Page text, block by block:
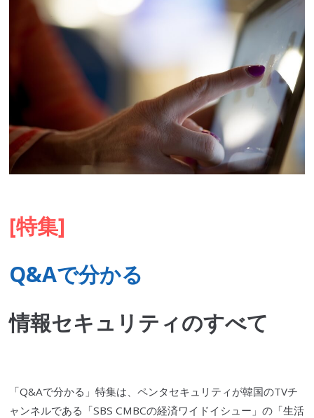
[特集]
Q&Aで分かる
情報セキュリティのすべて
「Q&Aで分かる」特集は、ペンタセキュリティ が韓国のTVチ
ャンネルである「SBS CMBCの経済ワイドイシュー」の「生活